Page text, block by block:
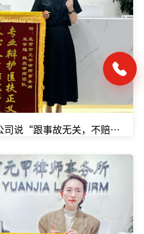
司说“跟事故无关，不赔”，怎